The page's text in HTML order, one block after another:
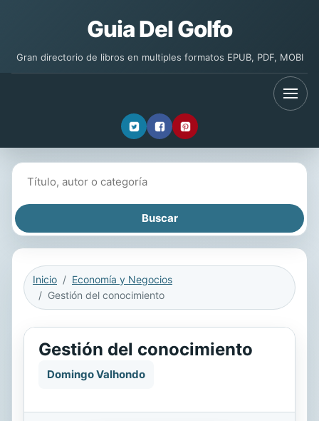
Guia Del Golfo
Gran directorio de libros en multiples formatos EPUB, PDF, MOBI
Inicio
Economía y Negocios
Gestión del conocimiento
Gestión del conocimiento
Domingo Valhondo